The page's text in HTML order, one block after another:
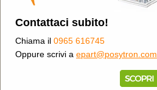
Contattaci subito!
Chiama il 0965 616745
Oppure scrivi a epart@posytron.com